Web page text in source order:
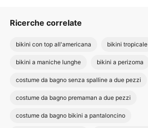
Ricerche correlate
bikini con top all'americana bikini tropicale
bikini a maniche lunghe bikini a perizoma
costume da bagno senza spalline a due pezzi
costume da bagno premaman a due pezzi
costume da bagno bikini a pantaloncino